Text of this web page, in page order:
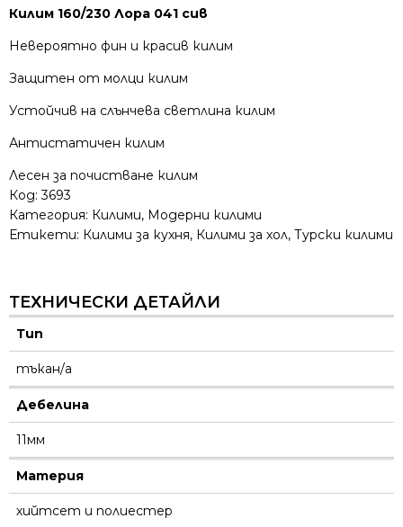
Килим 160/230 Лора 041 сив
Невероятно фин и красив килим
Защитен от молци килим
Устойчив на слънчева светлина килим
Антистатичен килим
Лесен за почистване килим
Код:3693
Категория: Килими, Модерни килими
Етикети: Килими за кухня, Килими за хол, Турски килими
ТЕХНИЧЕСКИ ДЕТАЙЛИ
Тип
тъкан/а
Дебелина
11мм
Материя
хийтсет и полиестeр